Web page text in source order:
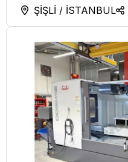
ŞİŞLİ / İSTANBUL